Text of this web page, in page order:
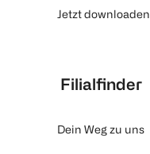
Jetzt downloaden
Filialfinder
Dein Weg zu uns